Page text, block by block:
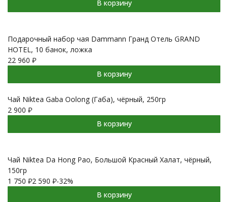
В корзину
Подарочный набор чая Dammann Гранд Отель GRAND
HOTEL, 10 банок, ложка
22 960 ₽
В корзину
Чай Niktea Gaba Oolong (Габа), чёрный, 250гр
2 900 ₽
В корзину
Чай Niktea Da Hong Pao, Большой Красный Халат, чёрный,
150гр
1 750 ₽2 590 ₽-32%
В корзину